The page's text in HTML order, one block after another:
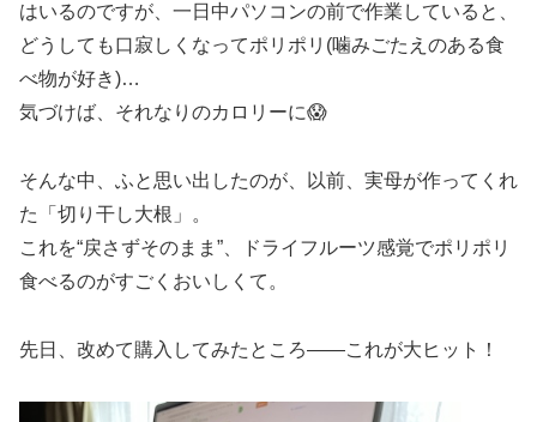
はいるのですが、一日中パソコンの前で作業していると、
どうしても口寂しくなってポリポリ(噛みごたえのある食
べ物が好き)…
気づけば、それなりのカロリーに😱
そんな中、ふと思い出したのが、以前、実母が作ってくれ
た「切り干し大根」。
これを“戻さずそのまま”、ドライフルーツ感覚でポリポリ
食べるのがすごくおいしくて。
先日、改めて購入してみたところ——これが大ヒット！